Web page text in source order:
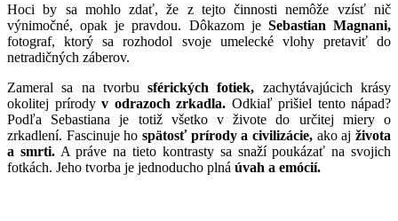
Hoci by sa mohlo zdať, že z tejto činnosti nemôže vzísť nič
výnimočné, opak je pravdou. Dôkazom je Sebastian Magnani,
fotograf, ktorý sa rozhodol svoje umelecké vlohy pretaviť do
netradičných záberov.
Zameral sa na tvorbusférických fotiek, zachytávajúcich krásy
okolitej prírody v odrazoch zrkadla. Odkiaľ prišiel tento nápad?
Podľa Sebastiana je totiž všetko v živote do určitej miery o
zrkadlení. Fascinuje ho spätosť prírody a civilizácie, ako aj života
a smrti.A práve na tieto kontrasty sa snaží poukázať na svojich
fotkách. Jeho tvorba je jednoducho plná úvah a emócií.